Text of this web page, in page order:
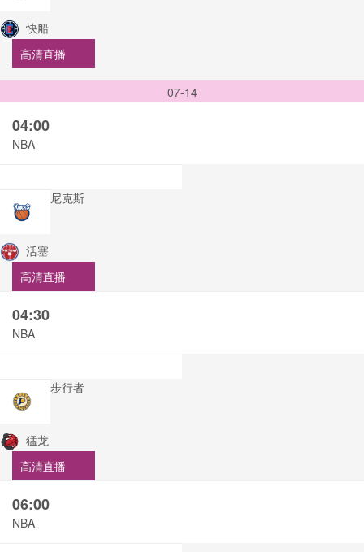
快船
高清直播
07-14
04:00
NBA
尼克斯
活塞
高清直播
04:30
NBA
步行者
猛龙
高清直播
06:00
NBA